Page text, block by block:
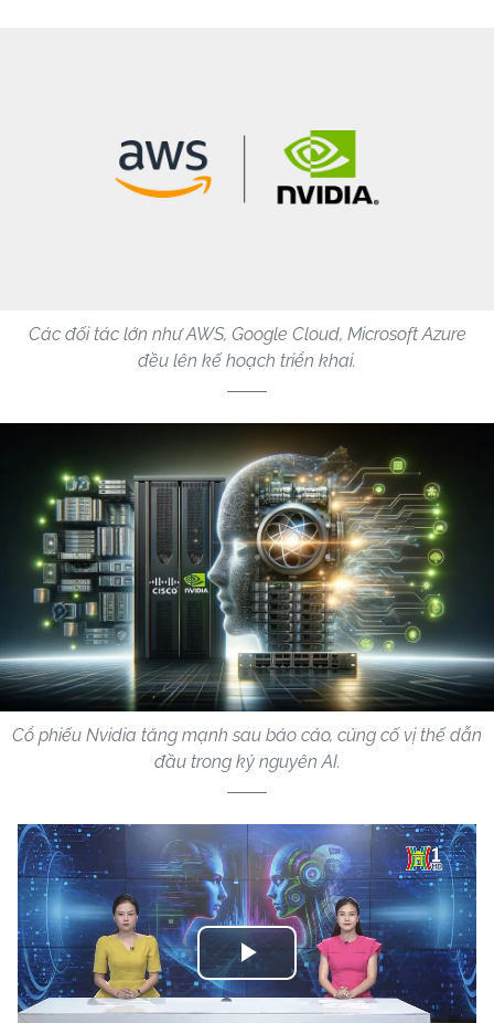
Các đối tác lớn như AWS, Google Cloud, Microsoft Azure
đều lên kế hoạch triển khai.
Cổ phiếu Nvidia tăng mạnh sau báo cáo, củng cố vị thế dẫn
đầu trong kỷ nguyên AI.
Play